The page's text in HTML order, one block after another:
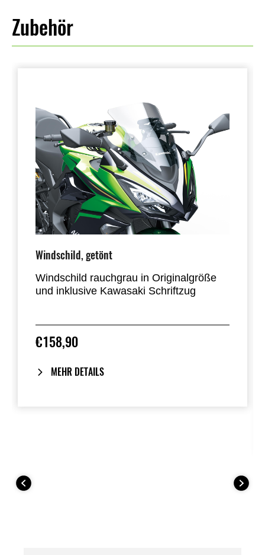
Zubehör
Windschild, getönt
Windschild rauchgrau in Originalgröße
und inklusive Kawasaki Schriftzug
€158,90
MEHR DETAILS